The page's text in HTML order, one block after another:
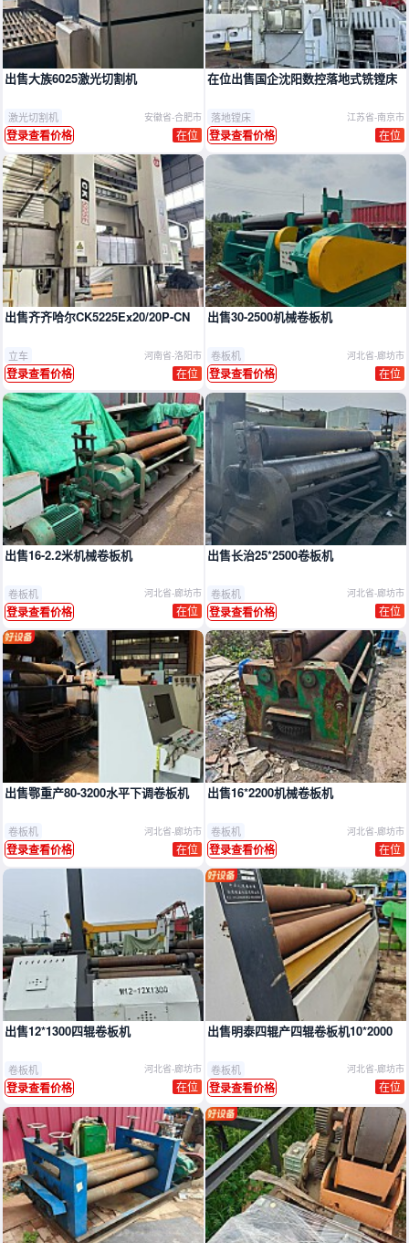
出售大族6025激光切割机
激光切割机 安徽省-合肥市
登录查看价格 在位
在位出售国企沈阳数控落地式铣镗床
落地镗床 江苏省-南京市
登录查看价格 在位
出售齐齐哈尔CK5225Ex20/20P-CN
立车 河南省-洛阳市
登录查看价格 在位
出售30-2500机械卷板机
卷板机 河北省-廊坊市
登录查看价格 在位
出售16-2.2米机械卷板机
卷板机 河北省-廊坊市
登录查看价格 在位
出售长治25*2500卷板机
卷板机 河北省-廊坊市
登录查看价格 在位
出售鄂重产80-3200水平下调卷板机
卷板机 河北省-廊坊市
登录查看价格 在位
出售16*2200机械卷板机
卷板机 河北省-廊坊市
登录查看价格 在位
出售12*1300四辊卷板机
卷板机 河北省-廊坊市
登录查看价格 在位
出售明泰四辊产四辊卷板机10*2000
卷板机 河北省-廊坊市
登录查看价格 在位